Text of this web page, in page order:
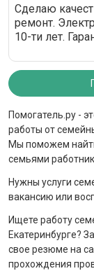
Сделаю
ремонт.
10-ти лет.
Помогатель.ру -
работы от
Мы поможем
семьями
Нужны услуги
вакансию или
Ищете работу
Екатеринбурге?
свое резюме на
прохождения